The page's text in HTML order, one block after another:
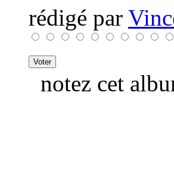
rédigé par
notez cet